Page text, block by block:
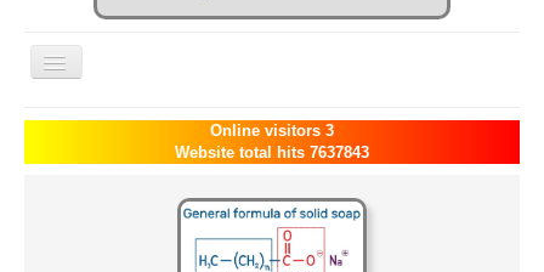
Toggle
Navigation
Αρχική
Επιχείρηση
Online visitors 3
Website total hits 7637843